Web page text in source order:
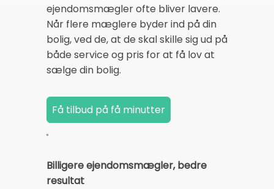
ejendomsmægler ofte bliver lavere.
Når flere mæglere byder ind på din
bolig, ved de, at de skal skille sig ud på
både service og pris for at få lov at
sælge din bolig.
Billigere ejendomsmægler, bedre
resultat